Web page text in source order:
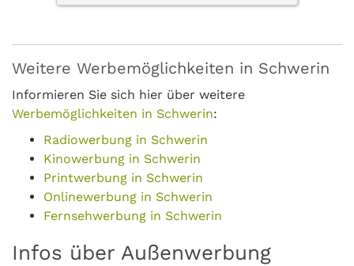
Weitere Werbemöglichkeiten in Schwerin
Informieren Sie sich hier über weitere
Werbemöglichkeiten in Schwerin:
Radiowerbung in Schwerin
Kinowerbung in Schwerin
Printwerbung in Schwerin
Onlinewerbung in Schwerin
Fernsehwerbung in Schwerin
Infos über Außenwerbung